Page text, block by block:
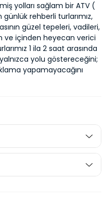
yolları sağlam bir ATV (
rehberli turlarımız,
güzel tepeleri, vadileri,
ve içinden heyecan verici
1 ila 2 saat arasında
yolu göstereceğini;
yapamayacağını